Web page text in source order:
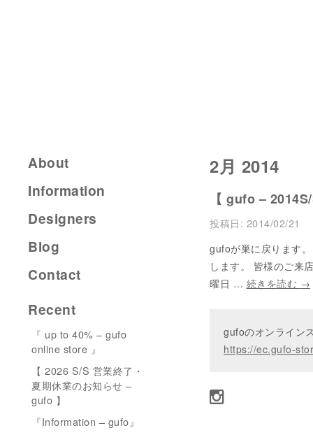
2月 2014
【 gufo –
投稿日: 2014/02/21
gufoが巣に戻ります
します。 皆様のご来
曜日 … 続きを読む →
gufoのオンライン
https://ec.gufo-
About
Information
Designers
Blog
Contact
Recent
『 up to 40% – gufo
online store 』
【 2026 S/S 営業終了・
夏期休業のお知らせ –
gufo 】
『Information – gufo』